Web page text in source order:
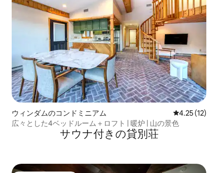
ウィンダムのコンドミニアム レビュー12
4.25 (12)
広々とした4ベッドルーム＋ロフト | 暖炉 | 山の景色
サウナ付きの貸別荘